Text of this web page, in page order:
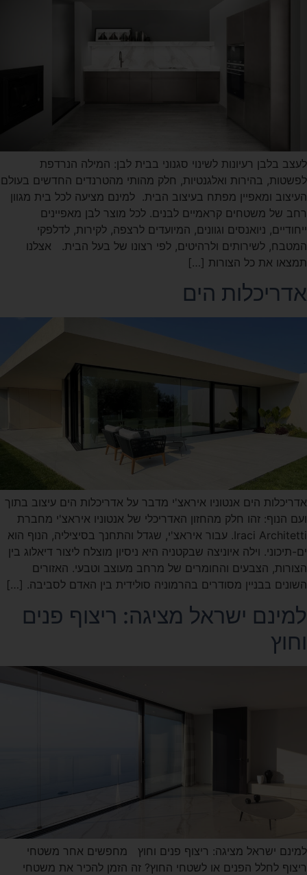
לעצב בלבן רעיונות לשינוי סגנוני בבית לבן: המילה הנרדפת
לפשטות, בהירות ואלגנטיות, חלק מהותי מהטרנדים החדשים בעולם
העיצוב ומאפיין מפתח בעיצוב הבית. למינם מציעה לכל בית מגוון
רחב של משטחים קראמיים לבנים. לכל מוצר לבן מאפיינים
ייחודיים, ניואנסים וגוונים, המיועדים לרצפה, לקירות, לדלפקי
המטבח, לשירותים ולרהיטים, לפי רצונו של בעל הבית. אצלנו
תמצאו את כל הצורות […]
אדריכלות הים
אדריכלות הים אנטוניו איראצ'י מדבר על אדריכלות הים עיצוב בתוך
ועם הנוף: זהו חלק מהחזון האדריכלי של אנטוניו איראצ'י מחברת
Iraci Architetti. עבור איראצ'י, שגדל והתחנך בסיציליה, הנוף הוא
ים-תיכוני. וילה איוניצה שבקטניה היא ניסיון מוצלח ליצור דיאלוג בין
הצורות, הצבעים והחומרים של מרחב מעוצב וטבעי. האזורים
השונים בבניין מסודרים בהרמוניה סולידית בין האדם לסביבה. […]
למינם ישראל מציגה: ריצוף פנים
וחוץ
למינם ישראל מציגה: ריצוף פנים וחוץ מחפשים אחר משטחי
ריצוף לחלל הפנים או לשטחי החוץ? זה הזמן להכיר את משטחי